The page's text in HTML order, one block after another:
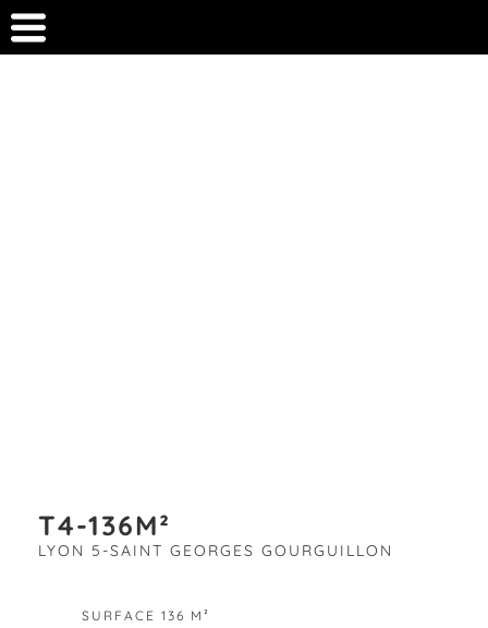
T4-136M²
LYON 5-SAINT GEORGES GOURGUILLON
SURFACE 136 M²